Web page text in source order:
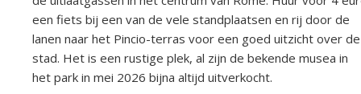
een fiets bij een van de vele standplaatsen en rij door de
lanen naar het Pincio-terras voor een goed uitzicht over de
stad. Het is een rustige plek, al zijn de bekende musea in
het park in mei 2026 bijna altijd uitverkocht.